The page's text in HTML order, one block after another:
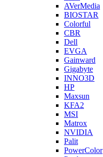
AVerMedia
BIOSTAR
Colorful
CBR
Dell
EVGA
Gainward
Gigabyte
INNO3D
HP
Maxsun
KFA2
MSI
Matrox
NVIDIA
Palit
PowerColor